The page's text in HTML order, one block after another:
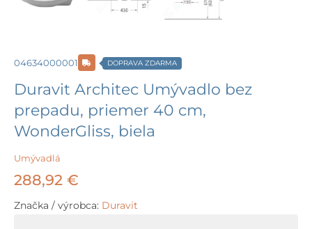
04634000001 DOPRAVA ZDARMA
Duravit Architec Umývadlo bez
prepadu, priemer 40 cm,
WonderGliss, biela
Umývadlá
288,92 €
Značka / výrobca: Duravit